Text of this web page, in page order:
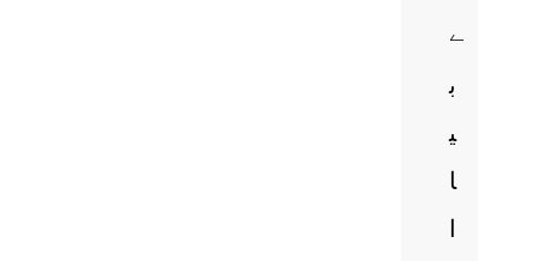
ے
ب
ی
ا
ا